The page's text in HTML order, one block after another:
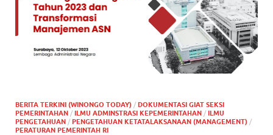
BERITA TERKINI (WINONGO TODAY) / DOKUMENTASI GIAT SEKSI
PEMERINTAHAN / ILMU ADMINSTRASI KEPEMERINTAHAN / ILMU
PENGETAHUAN / PENGETAHUAN KETATALAKSANAAN (MANAGEMENT) /
PERATURAN PEMERINTAH RI